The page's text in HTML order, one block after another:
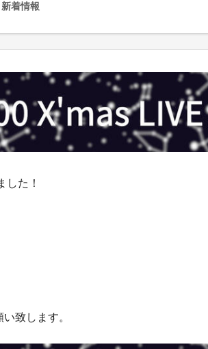
新着情報
した！
致します。